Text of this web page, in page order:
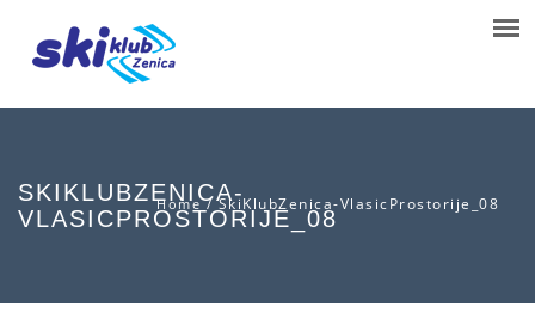
SKIKLUBZENICA-
VLASICPROSTORIJE_08
Home / SkiKlubZenica-VlasicProstorije_08